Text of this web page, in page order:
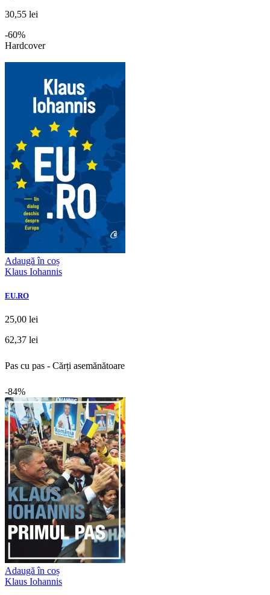
30,55 lei
-60%
Hardcover
Adaugă în coș
Klaus Iohannis
EU.RO
25,00 lei
62,37 lei
Pas cu pas - Cărți asemănătoare
-84%
Adaugă în coș
Klaus Iohannis